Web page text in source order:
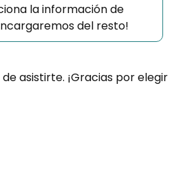
la información de
del resto!
asistirte. ¡Gracias por elegir